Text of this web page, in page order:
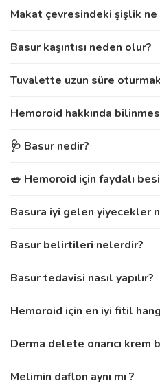
Makat çevresindeki şişlik
Basur kaşıntısı neden olur?
Tuvalette uzun süre
Hemoroid hakkında
🩺 Basur nedir?
🥗 Hemoroid için faydalı
Basura iyi gelen yiyecekler
Basur belirtileri nelerdir?
Basur tedavisi nasıl yapılır?
Hemoroid için en iyi fitil
Derma delete onarıcı krem
Melimin daflon aynı mı ?